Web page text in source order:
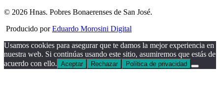
© 2026 Hnas. Pobres Bonaerenses de San José.
Producido porEduardo Morosini Digital
Usamos cookies para asegurar que te damos la mejor experiencia en
nuestra web. Si continúas usando este sitio, asumiremos que estás de
acuerdo con ello. Aceptar Rechazar Política de privacidad